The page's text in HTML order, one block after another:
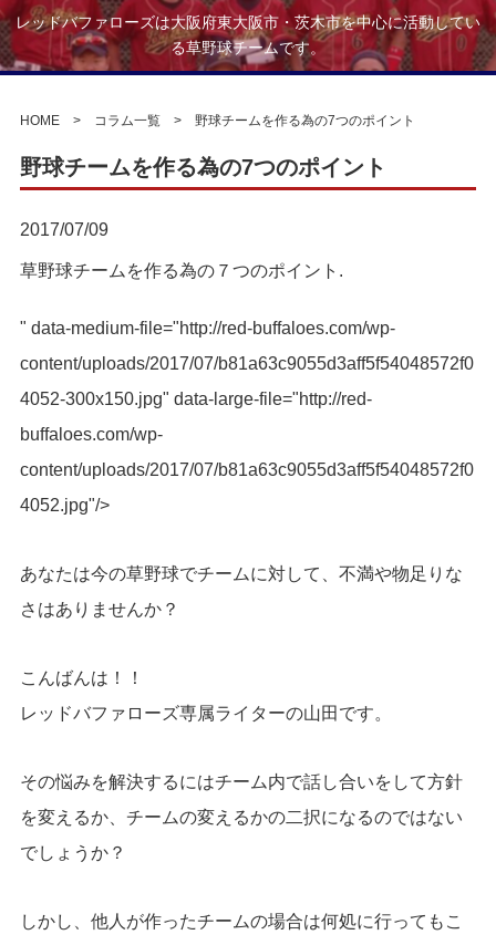
レッドバファローズは大阪府東大阪市・茨木市を中心に活動してい
る草野球チームです。
HOME> コラム一覧> 野球チームを作る為の7つのポイント
野球チームを作る為の7つのポイント
2017/07/09
草野球チームを作る為の７つのポイント.
" data-medium-file="http://red-buffaloes.com/wp-
content/uploads/2017/07/b81a63c9055d3aff5f54048572f0
4052-300x150.jpg" data-large-file="http://red-
buffaloes.com/wp-
content/uploads/2017/07/b81a63c9055d3aff5f54048572f0
4052.jpg"/>
あなたは今の草野球でチームに対して、不満や物足りな
さはありませんか？
こんばんは！！
レッドバファローズ専属ライターの山田です。
その悩みを解決するにはチーム内で話し合いをして方針
を変えるか、チームの変えるかの二択になるのではない
でしょうか？
しかし、他人が作ったチームの場合は何処に行ってもこ